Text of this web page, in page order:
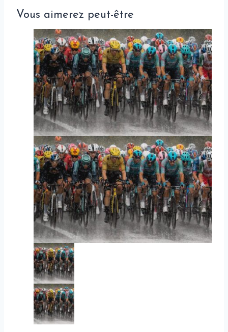
Vous aimerez peut-être